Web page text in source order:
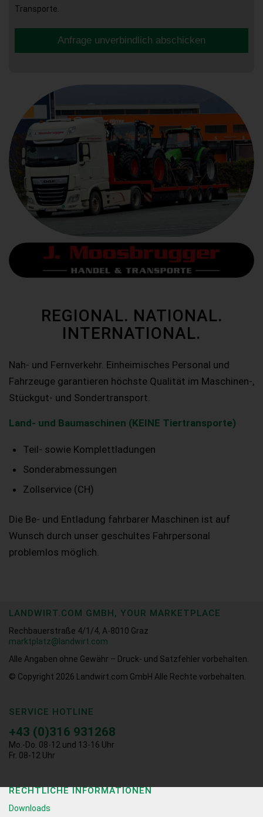
Transporte.
Anfrage unverbindlich abschicken
REGIONAL. NATIONAL.
INTERNATIONAL.
Nah- und Fernverkehr. Einheimisches Personal und
Fahrzeuge garantieren höchste Qualität im Maschinen-,
Stückgut- und Sondertransport.
Land- und Baumaschinen (KEINE Tiertransporte)
Teil- sowie Komplettladungen
Sonderabmessungen
Zollservice (CH)
Die Be- und Entladung fahrbarer Maschinen ist auf
Wunsch durch unser geschultes Fahrpersonal
problemlos möglich.
LANDWIRT.COM GMBH, YOUR MARKETPLACE
Rechbauerstraße 4/1/4, A-8010 Graz
marktplatz@landwirt.com
Alle Angaben ohne Gewähr – Druck- und Satzfehler vorbehalten.
© Copyright 2026
Landwirt.com GmbH Alle Rechte vorbehalten.
SERVICE HOTLINE
+43 (0)316 931268
Mo.-Do. 08-12 und 13-16 Uhr
Fr. 08-12 Uhr
RECHTLICHE INFORMATIONEN
Downloads